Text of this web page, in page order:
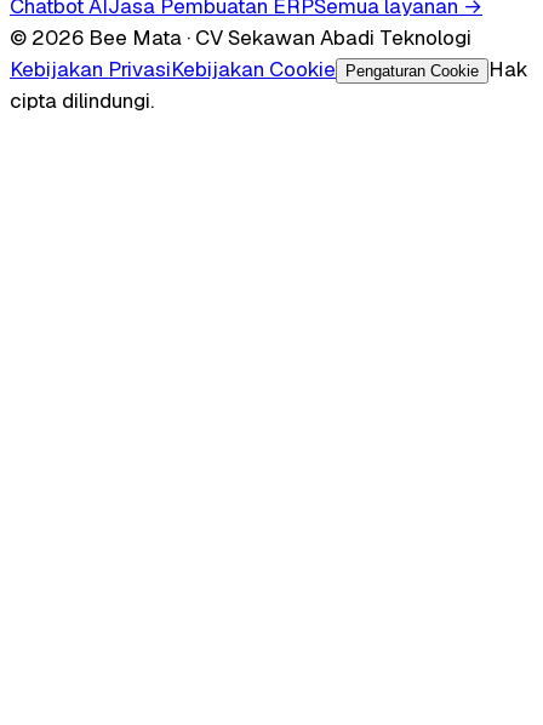
Chatbot AIJasa Pembuatan ERPSemua layanan →
© 2026 Bee Mata · CV Sekawan Abadi Teknologi
Kebijakan PrivasiKebijakan Cookie Pengaturan Cookie
Hak
cipta dilindungi.